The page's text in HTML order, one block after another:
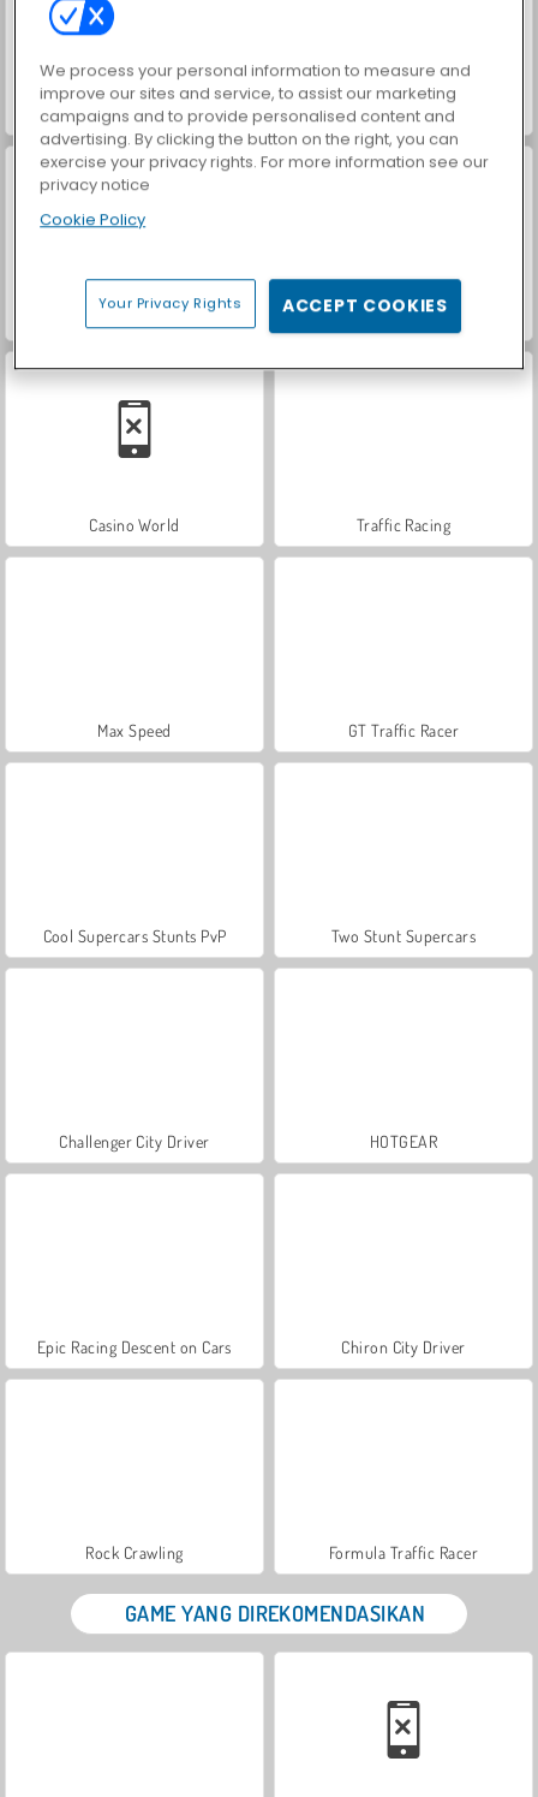
ASMR Makeover & Makeup Studio Farm Merge Valley
Let's Fish!
Casino World Traffic Racing
Max Speed GT Traffic Racer
Cool Supercars Stunts PvP Two Stunt Supercars
Challenger City Driver HOTGEAR
Epic Racing Descent on Cars Chiron City Driver
Rock Crawling Formula Traffic Racer
GAME YANG DIREKOMENDASIKAN
We process your personal information to measure and
improve our sites and service, to assist our marketing
campaigns and to provide personalised content and
advertising. By clicking the button on the right, you can
exercise your privacy rights. For more information see our
privacy notice
Cookie Policy
Your Privacy Rights ACCEPT COOKIES